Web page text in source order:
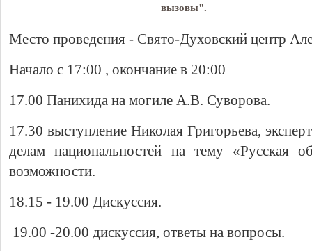
вызовы".
Место проведения - Свято-Духовский центр
Начало с 17:00 , окончание в 20:00
17.00 Панихида на могиле А.В. Суворова.
17.30 выступление Николая Григорьева,
делам национальностей на тему
возможности.
18.15 - 19.00 Дискуссия.
19.00 -20.00 дискуссия, ответы на вопросы.